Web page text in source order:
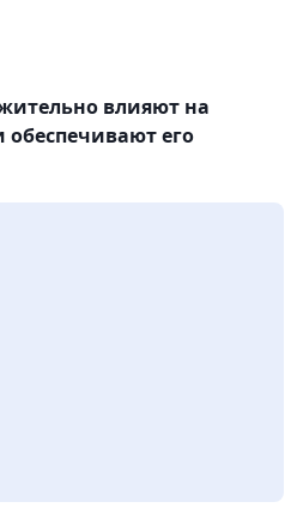
влияют на
его